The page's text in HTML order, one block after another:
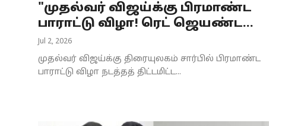
"முதல்வர் விஜய்க்கு பிரமாண்ட
பாராட்டு விழா! ரெட் ஜெயண்ட...
Jul 2, 2026
முதல்வர் விஜய்க்கு திரையுலகம் சார்பில் பிரமாண்ட
பாராட்டு விழா நடத்தத் திட்டமிட்ட...